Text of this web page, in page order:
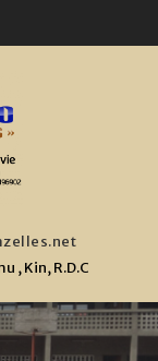
, Kin, R.D.C